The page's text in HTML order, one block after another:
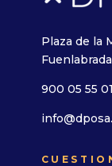
Plaza de la
900 05 55 01